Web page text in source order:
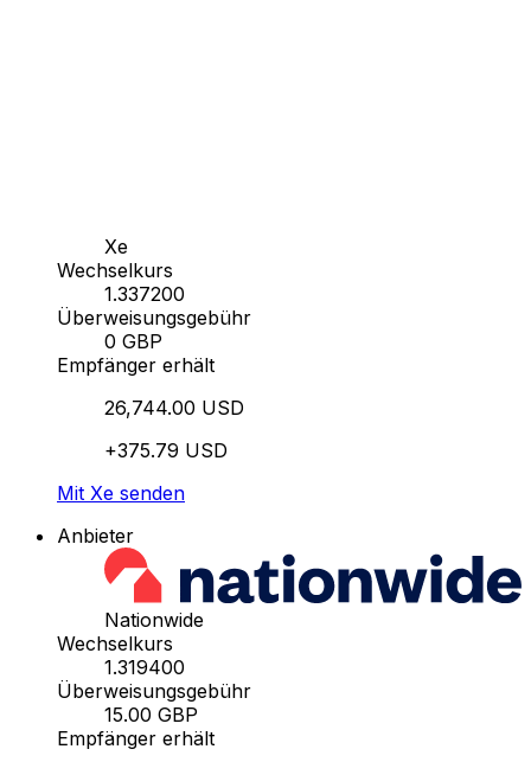
Xe
Wechselkurs
1.337200
Überweisungsgebühr
0 GBP
Empfänger erhält
26,744.00 USD
+375.79 USD
Mit Xe senden
Anbieter
Nationwide
Wechselkurs
1.319400
Überweisungsgebühr
15.00 GBP
Empfänger erhält